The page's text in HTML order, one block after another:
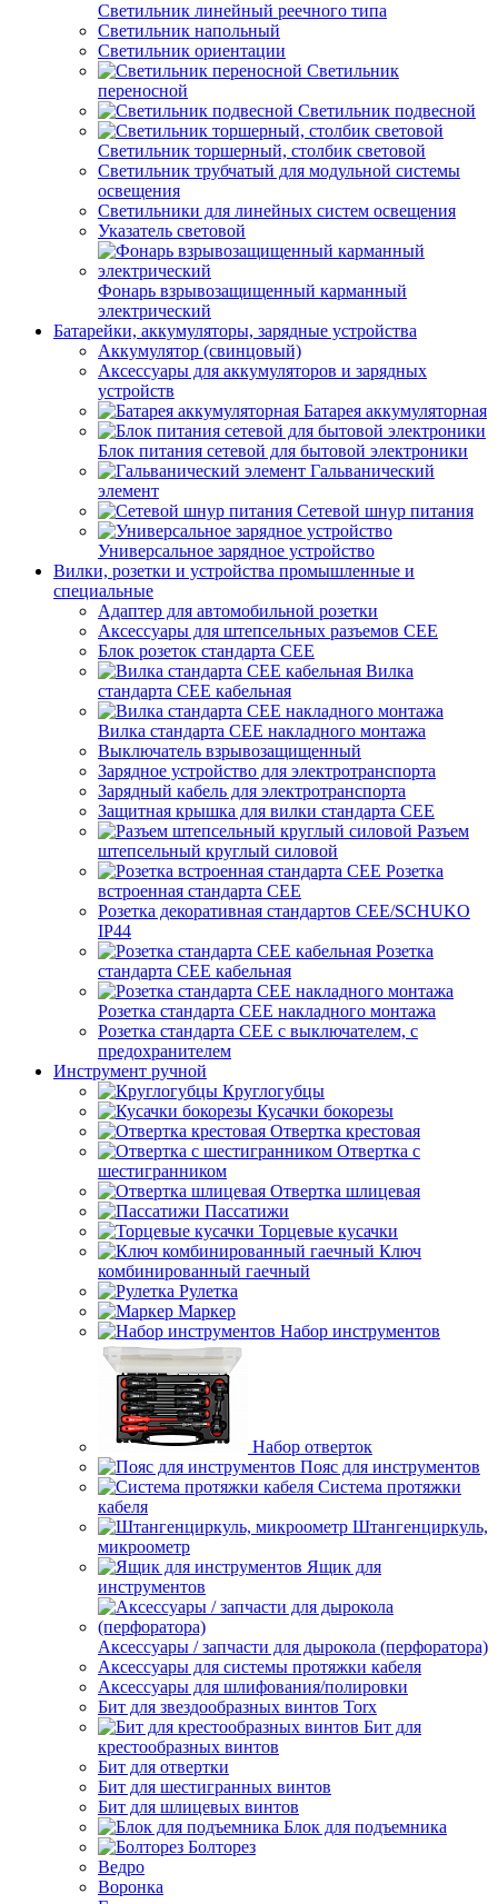
Светильник линейный реечного типа
Светильник напольный
Светильник ориентации
Светильник
переносной
Светильник подвесной
Светильник торшерный, столбик световой
Светильник трубчатый для модульной системы
освещения
Светильники для линейных систем освещения
Указатель световой
Фонарь взрывозащищенный карманный
электрический
Батарейки, аккумуляторы, зарядные устройства
Аккумулятор (свинцовый)
Аксессуары для аккумуляторов и зарядных
устройств
Батарея аккумуляторная
Блок питания сетевой для бытовой электроники
Гальванический
элемент
Сетевой шнур питания
Универсальное зарядное устройство
Вилки, розетки и устройства промышленные и
специальные
Адаптер для автомобильной розетки
Аксессуары для штепсельных разъемов CEE
Блок розеток стандарта CEE
Вилка
стандарта CEE кабельная
Вилка стандарта CEE накладного монтажа
Выключатель взрывозащищенный
Зарядное устройство для электротранспорта
Зарядный кабель для электротранспорта
Защитная крышка для вилки стандарта CEE
Разъем
штепсельный круглый силовой
Розетка
встроенная стандарта CEE
Розетка декоративная стандартов CEE/SCHUKO
IP44
Розетка
стандарта СЕЕ кабельная
Розетка стандарта СЕЕ накладного монтажа
Розетка стандарта СЕЕ с выключателем, с
предохранителем
Инструмент ручной
Круглогубцы
Кусачки бокорезы
Отвертка крестовая
Отвертка с
шестигранником
Отвертка шлицевая
Пассатижи
Торцевые кусачки
Ключ
комбинированный гаечный
Рулетка
Маркер
Набор инструментов
Набор отверток
Пояс для инструментов
Система протяжки
кабеля
Штангенциркуль,
микроометр
Ящик для
инструментов
Аксессуары / запчасти для дырокола (перфоратора)
Аксессуары для системы протяжки кабеля
Аксессуары для шлифования/полировки
Бит для звездообразных винтов Torx
Бит для
крестообразных винтов
Бит для отвертки
Бит для шестигранных винтов
Бит для шлицевых винтов
Блок для подъемника
Болторез
Ведро
Воронка